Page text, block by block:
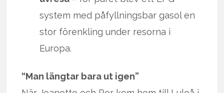
system med påfyllningsbar gasol en
stor förenkling under resorna i
Europa.
“Man längtar bara ut igen”